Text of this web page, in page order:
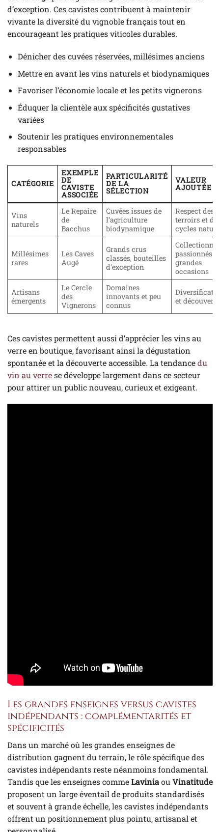
d’exception. Ces cavistes contribuent à maintenir
vivante la diversité du vignoble français tout en
encourageant les pratiques viticoles durables.
Dénicher des cuvées réservées, millésimes anciens
Mettre en avant les vins naturels et biodynamiques
Favoriser l’économie locale et les petits vignerons
Éduquer la clientèle aux spécificités gustatives
variées
Soutenir les pratiques environnementales
responsables
CATÉGORIE
EXEMPLE
DE
CAVISTE
ASSOCIÉE
PARTICULARITÉ
DE LA
SÉLECTION
VALEUR
AJOUTÉE
Vins
naturels
Le Repaire
de
Bacchus
Cuvées issues de
l’agriculture
biodynamique
Respect des
terroirs et
cycles
Millésimes
rares
Les Caves
Augé
Grands crus
classés, bouteilles
d’exception
passionnés et
grandes
occasions
Artisans
émergents
Le Cercle
des
Vignerons
Domaines
innovants et peu
connus
et découverte
Ces cavistes permettent aussi d’apprécier les vins au
verre en boutique, favorisant ainsi la dégustation
spontanée et la découverte accessible. La tendancedu
vin au verrese développe largement dans ce secteur
pour attirer un public nouveau, curieux et exigeant.
Les grandes enseignes versus cavistes
indépendants : complémentarités et
spécificités
Dans un marché où les grandes enseignes de
distribution gagnent du terrain, le rôle spécifique des
cavistes indépendants reste néanmoins fondamental.
Tandis que les enseignes commeLaviniaou Vinatitude
proposent un large éventail de produits standardisés
et souvent à grande échelle, les cavistes indépendants
offrent un positionnement plus pointu, artisanal et